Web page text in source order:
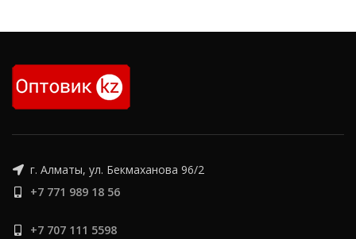
горнодобывающей отрасли,
г. Алматы, ул. Бекмаханова 96/2
+7 771 989 18 56
+7 707 111 5598